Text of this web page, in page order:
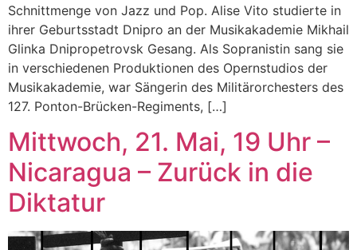
Schnittmenge von Jazz und Pop. Alise Vito studierte in
ihrer Geburtsstadt Dnipro an der Musikakademie Mikhail
Glinka Dnipropetrovsk Gesang. Als Sopranistin sang sie
in verschiedenen Produktionen des Opernstudios der
Musikakademie, war Sängerin des Militärorchesters des
127. Ponton-Brücken-Regiments, […]
Mittwoch, 21. Mai, 19 Uhr –
Nicaragua – Zurück in die
Diktatur